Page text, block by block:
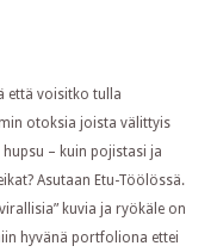
että voisitko tulla
otoksia joista välittyis
– kuin pojistasi ja
Asutaan Etu-Töölössä.
kuvia ja ryökäle on
hyvänä portfoliona ettei